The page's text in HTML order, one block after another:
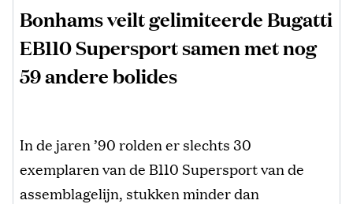
Bonhams veilt gelimiteerde Bugatti
EB110 Supersport samen met nog
59 andere bolides
In de jaren ’90 rolden er slechts 30
exemplaren van de B110 Supersport van de
assemblagelijn, stukken minder dan